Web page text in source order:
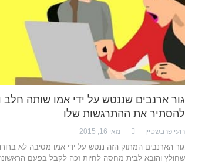
גור ארנבים שננטש על ידי אמו שותה חלב
להסתיר את ההתרגשות שלו
רועי פרבשטיין מאי 16, 2015
גור הארנבים המתוק הזה ננטש על ידי אמו מסיבה לא
שחולץ והובא לבית מחסה לחיות זכה לקבל בפעם